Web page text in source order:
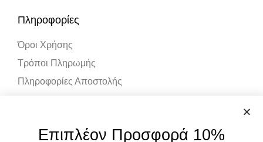
Πληροφορίες
Όροι Χρήσης
Τρόποι Πληρωμής
Πληροφορίες Αποστολής
Ο Λογαριασμός μου
Επιπλέον Προσφορά 10%